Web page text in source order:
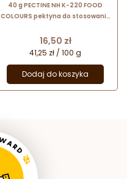
40 g PECTINE NH K-220 FOOD
COLOURS pektyna do stosowania
owoców
Cena
16,50 zł
41,25 zł / 100 g
Dodaj do koszyka